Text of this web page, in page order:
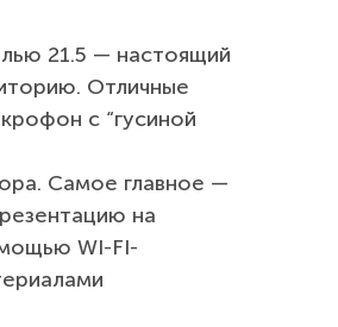
21.5 — настоящий
Отличные
с “гусиной
Самое главное —
на
WI-FI-